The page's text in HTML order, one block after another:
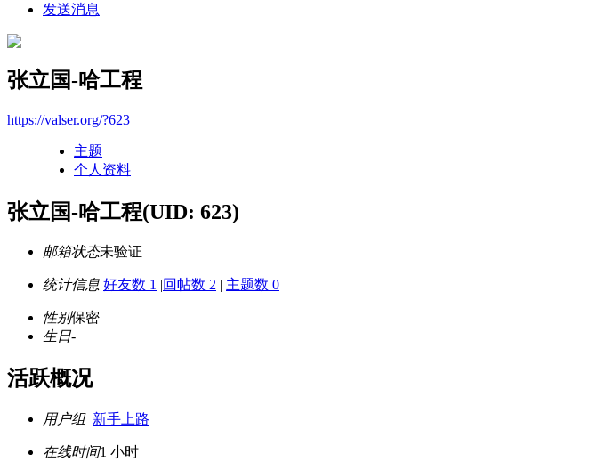
发送消息
张立国-哈工程
https://valser.org/?623
主题
个人资料
张立国-哈工程(UID: 623)
邮箱状态未验证
统计信息 好友数 1 |回帖数 2 | 主题数 0
性别保密
生日-
活跃概况
用户组 新手上路
在线时间1 小时